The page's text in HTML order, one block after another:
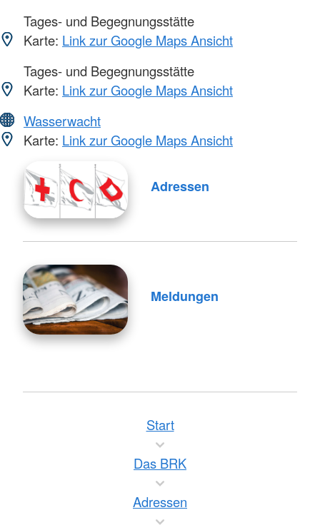
Tages- und Begegnungsstätte
Karte: Link zur Google Maps Ansicht
Tages- und Begegnungsstätte
Karte: Link zur Google Maps Ansicht
Wasserwacht
Karte: Link zur Google Maps Ansicht
Adressen
Meldungen
Start
Das BRK
Adressen